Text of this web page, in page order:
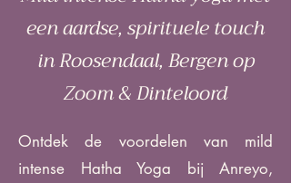
een aardse, spirituele touch
in Roosendaal, Bergen op
Zoom & Dinteloord
Ontdek de voordelen van mild
intense Hatha Yoga bij Anreyo,